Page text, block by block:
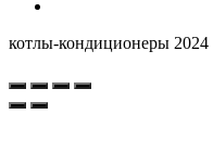
котлы-кондиционеры 2024